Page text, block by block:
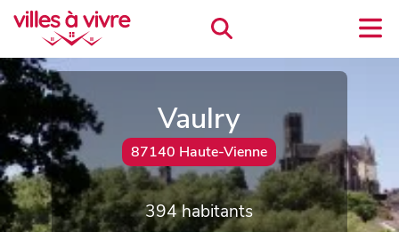
Vaulry
87140 Haute-Vienne
394 habitants